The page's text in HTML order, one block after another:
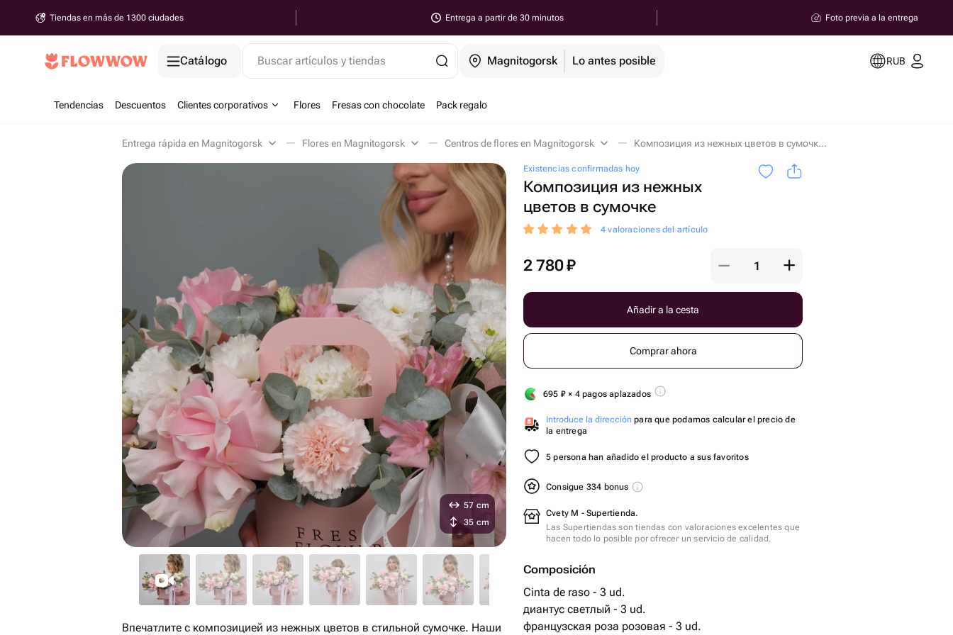
Tiendas en más de 1300 ciudades Entrega a partir de 30 minutos Foto previa a la entrega
Catálogo Buscar artículos y tiendas Magnitogorsk Lo antes posible RUB
Tendencias Descuentos Clientes corporativos Flores Fresas con chocolate Pack regalo
Entrega rápida en Magnitogorsk Flores en Magnitogorsk Centros de flores en Magnitogorsk Композиция из нежных цветов в сумочке en Magnitogorsk
Existencias confirmadas hoy
Композиция из нежных
цветов в сумочке
4 valoraciones del artículo
2 780₽
Añadir a la cesta
Comprar ahora
695 ₽ × 4 pagos aplazados
Introduce la dirección para que podamos calcular el precio de
la entrega
5 persona han añadido el producto a sus favoritos
Consigue 334 bonus
Cvety M - Supertienda.
Las Supertiendas son tiendas con valoraciones excelentes que
hacen todo lo posible por ofrecer un servicio de calidad.
Composición
Cinta de raso - 3 ud.
диантус светлый - 3 ud.
французская роза розовая - 3 ud.
57 cm
35 cm
Впечатлите с композицией из нежных цветов в стильной сумочке. Наши